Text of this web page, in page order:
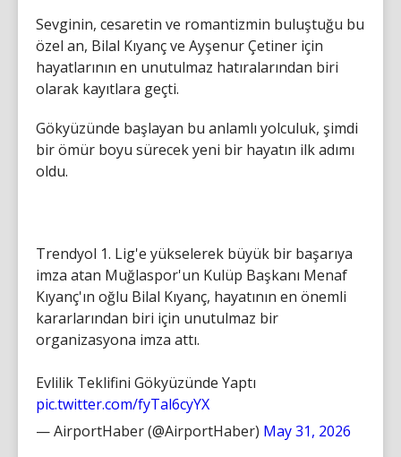
Sevginin, cesaretin ve romantizmin buluştuğu bu
özel an, Bilal Kıyanç ve Ayşenur Çetiner için
hayatlarının en unutulmaz hatıralarından biri
olarak kayıtlara geçti.
Gökyüzünde başlayan bu anlamlı yolculuk, şimdi
bir ömür boyu sürecek yeni bir hayatın ilk adımı
oldu.
Trendyol 1. Lig'e yükselerek büyük bir başarıya
imza atan Muğlaspor'un Kulüp Başkanı Menaf
Kıyanç'ın oğlu Bilal Kıyanç, hayatının en önemli
kararlarından biri için unutulmaz bir
organizasyona imza attı.
Evlilik Teklifini Gökyüzünde Yaptı
pic.twitter.com/fyTal6cyYX
— AirportHaber (@AirportHaber) May 31, 2026